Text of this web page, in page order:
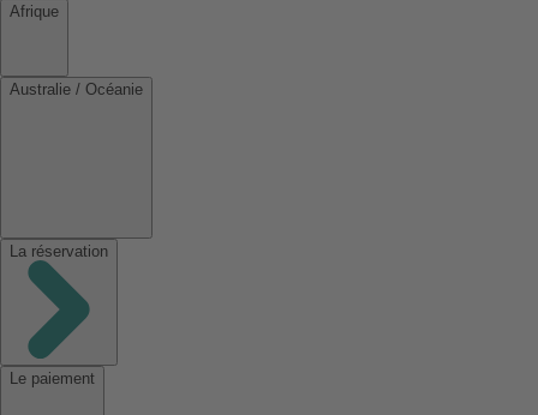
Afrique
Australie / Océanie
La réservation
Le paiement